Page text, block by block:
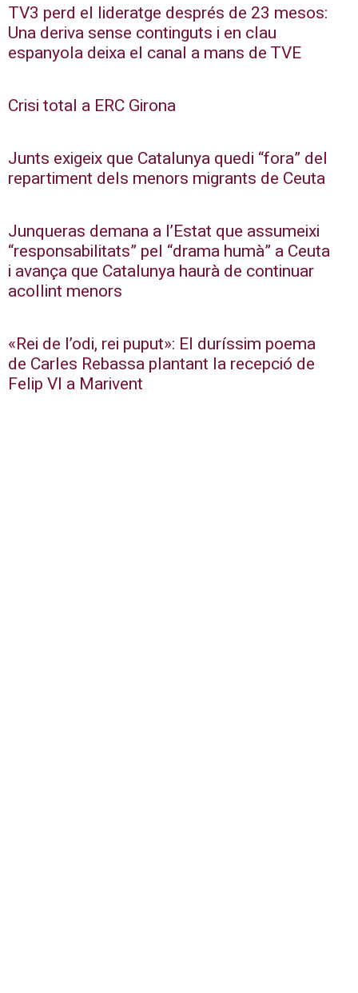
TV3 perd el lideratge després de 23 mesos:
Una deriva sense continguts i en clau
espanyola deixa el canal a mans de TVE
Crisi total a ERC Girona
Junts exigeix que Catalunya quedi “fora” del
repartiment dels menors migrants de Ceuta
Junqueras demana a l’Estat que assumeixi
“responsabilitats” pel “drama humà” a Ceuta
i avança que Catalunya haurà de continuar
acollint menors
«Rei de l’odi, rei puput»: El duríssim poema
de Carles Rebassa plantant la recepció de
Felip VI a Marivent